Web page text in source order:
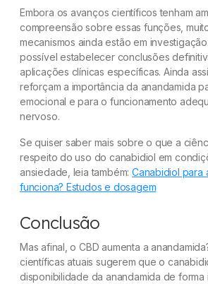
Embora os avanços científicos tenham
compreensão sobre essas funções,
mecanismos ainda estão em
possível estabelecer conclusões
aplicações clínicas específicas. Ainda
reforçam a importância da anandamida
emocional e para o funcionamento
nervoso.
Se quiser saber mais sobre o que a
respeito do uso do canabidiol em
ansiedade, leia também: Canabidiol para
funciona? Estudos e dosagem
Conclusão
Mas afinal, o CBD aumenta a
científicas atuais sugerem que o
disponibilidade da anandamida de forma